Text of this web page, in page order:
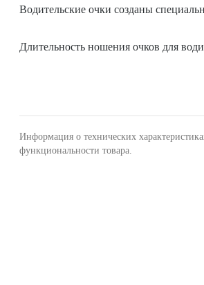
Водительские очки созданы
Длительность ношения очков для
Информация о технических
функциональности товара.